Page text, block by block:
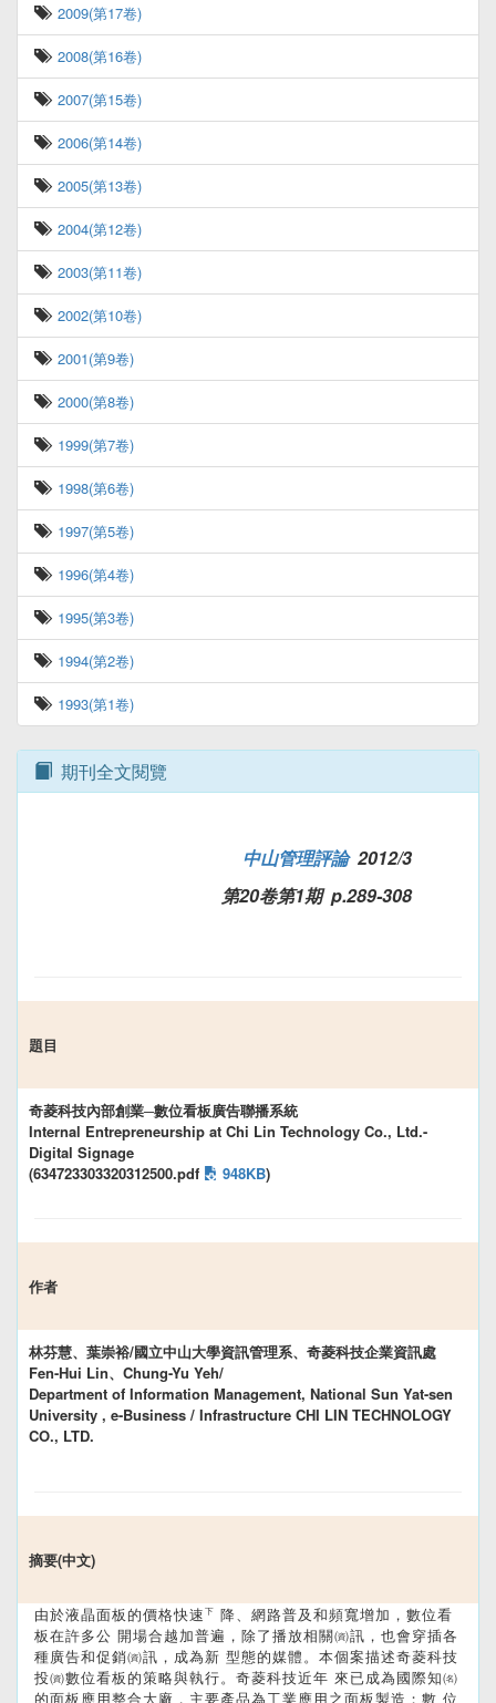
2009(第17卷)
2008(第16卷)
2007(第15卷)
2006(第14卷)
2005(第13卷)
2004(第12卷)
2003(第11卷)
2002(第10卷)
2001(第9卷)
2000(第8卷)
1999(第7卷)
1998(第6卷)
1997(第5卷)
1996(第4卷)
1995(第3卷)
1994(第2卷)
1993(第1卷)
期刊全文閱覽
中山管理評論2012/3
第20卷第1期 p.289-308
題目
奇菱科技內部創業─數位看板廣告聯播系統
Internal Entrepreneurship at Chi Lin Technology Co., Ltd.-
Digital Signage
(634723303320312500.pdf
948KB)
作者
林芬慧、葉崇裕/國立中山大學資訊管理系、奇菱科技企業資訊處
Fen-Hui Lin、Chung-Yu Yeh/
Department of Information Management, National Sun Yat-sen
University , e-Business / Infrastructure CHI LIN TECHNOLOGY
CO., LTD.
摘要(中文)
由於液晶面板的價格快速㆘降、網路普及和頻寬增加，數位看
板在許多公 開場合越加普遍，除了播放相關㈾訊，也會穿插各
種廣告和促銷㈾訊，成為新 型態的媒體。本個案描述奇菱科技
投㈾數位看板的策略與執行。奇菱科技近年 來已成為國際知㈴
的面板應用整合大廠，主要產品為工業應用之面板製造；數 位